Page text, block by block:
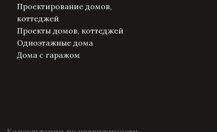
Проектирование домов,
коттеджей
Проекты домов, коттеджей
Одноэтажные дома
Дома с гаражом